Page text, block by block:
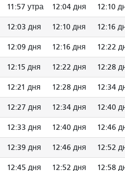
11:57 утра 12:04 дня 12:10
12:03 дня 12:10 дня 12:16
12:09 дня 12:16 дня 12:22
12:15 дня 12:22 дня 12:28
12:21 дня 12:28 дня 12:34
12:27 дня 12:34 дня 12:40
12:33 дня 12:40 дня 12:46
12:39 дня 12:46 дня 12:52
12:45 дня 12:52 дня 12:58